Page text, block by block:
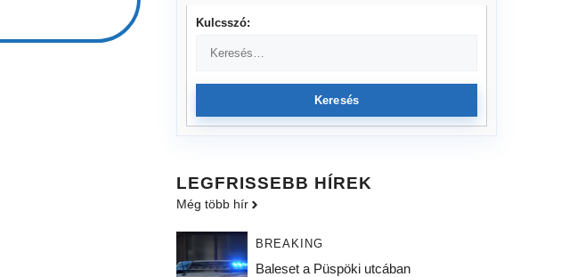
Kulcsszó:
Keresés
LEGFRISSEBB HÍREK
Még több hír
BREAKING
Baleset a Püspöki utcában